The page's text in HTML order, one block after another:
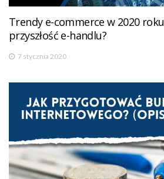
Trendy e-commerce w 2020
przyszłość e-handlu?
7 stycznia 2020